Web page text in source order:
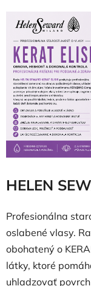
HELEN
Profesionálna
oslabené vlasy.
obohatený o
látky, ktoré
uhladzovať